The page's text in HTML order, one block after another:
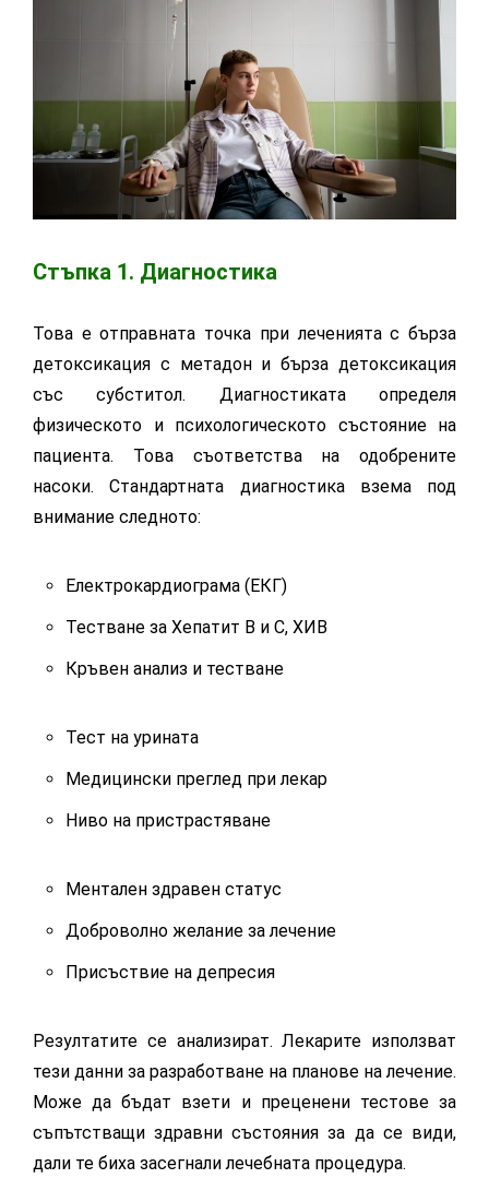
Стъпка 1. Диагностика
Това е отправната точка при леченията с бърза
детоксикация с метадон и бърза детоксикация
със субститол. Диагностиката определя
физическото и психологическото състояние на
пациента. Това съответства на одобрените
насоки. Стандартната диагностика взема под
внимание следното:
Електрокардиограма (ЕКГ)
Тестване за Хепатит В и С, ХИВ
Кръвен анализ и тестване
Тест на урината
Медицински преглед при лекар
Ниво на пристрастяване
Ментален здравен статус
Доброволно желание за лечение
Присъствие на депресия
Резултатите се анализират. Лекарите използват
тези данни за разработване на планове на лечение.
Може да бъдат взети и преценени тестове за
съпътстващи здравни състояния за да се види,
дали те биха засегнали лечебната процедура.